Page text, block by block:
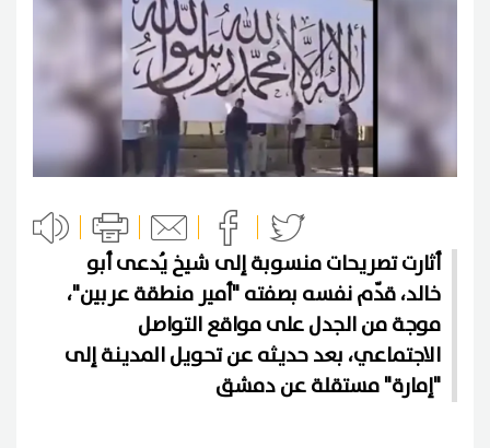
أثارت تصريحات منسوبة إلى شيخ يُدعى أبو
خالد، قدّم نفسه بصفته "أمير منطقة عربين"،
موجة من الجدل على مواقع التواصل
الاجتماعي، بعد حديثه عن تحويل المدينة إلى
"إمارة" مستقلة عن دمشق